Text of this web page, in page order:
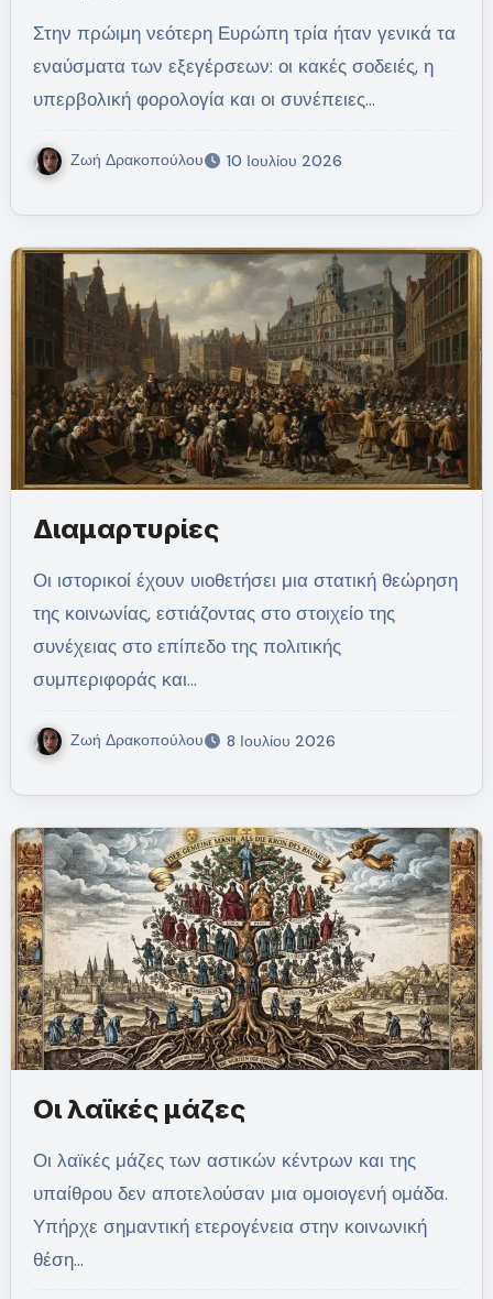
Στην πρώιμη νεότερη Ευρώπη τρία ήταν γενικά τα
εναύσματα των εξεγέρσεων: οι κακές σοδειές, η
υπερβολική φορολογία και οι συνέπειες…
Ζωή Δρακοπούλου 10 Ιουλίου 2026
Διαμαρτυρίες
Οι ιστορικοί έχουν υιοθετήσει μια στατική θεώρηση
της κοινωνίας, εστιάζοντας στο στοιχείο της
συνέχειας στο επίπεδο της πολιτικής
συμπεριφοράς και…
Ζωή Δρακοπούλου 8 Ιουλίου 2026
Οι λαϊκές μάζες
Οι λαϊκές μάζες των αστικών κέντρων και της
υπαίθρου δεν αποτελούσαν μια ομοιογενή ομάδα.
Υπήρχε σημαντική ετερογένεια στην κοινωνική
θέση…